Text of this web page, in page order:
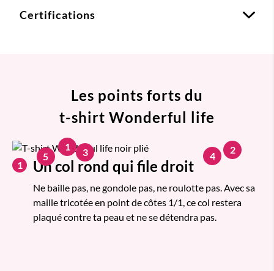
Certifications
Les points forts du
t-shirt Wonderful life
1 Un col rond qui file droit
Ne baille pas, ne gondole pas, ne roulotte pas. Avec sa
maille tricotée en point de côtes 1/1, ce col restera
plaqué contre ta peau et ne se détendra pas.
1 2
3 4
5